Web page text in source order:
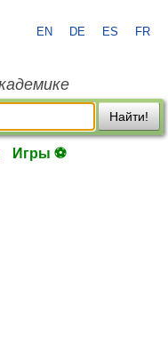
EN DE ES FR
Найти!
Игры ⚽